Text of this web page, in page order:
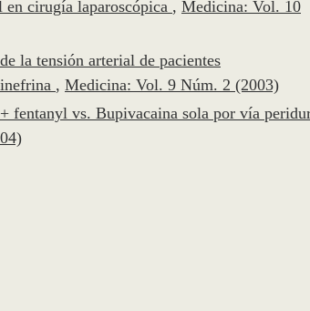
en cirugía laparoscópica , Medicina: Vol. 10
la tensión arterial de pacientes
, Medicina: Vol. 9 Núm. 2 (2003)
fentanyl vs. Bupivacaina sola por vía